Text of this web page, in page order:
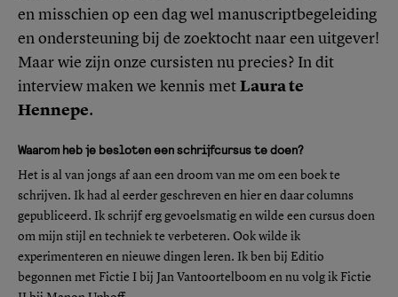
en misschien op een dag wel manuscriptbegeleiding
en ondersteuning bij de zoektocht naar een uitgever!
Maar wie zijn onze cursisten nu precies? In dit
interview maken we kennis met Laura te
Hennepe.
Waarom heb je besloten een schrijfcursus te doen?
Het is al van jongs af aan een droom van me om een boek te
schrijven. Ik had al eerder geschreven en hier en daar columns
gepubliceerd. Ik schrijf erg gevoelsmatig en wilde een cursus doen
om mijn stijl en techniek te verbeteren. Ook wilde ik
experimenteren en nieuwe dingen leren. Ik ben bij Editio
begonnen met Fictie I bij Jan Vantoortelboom en nu volg ik Fictie